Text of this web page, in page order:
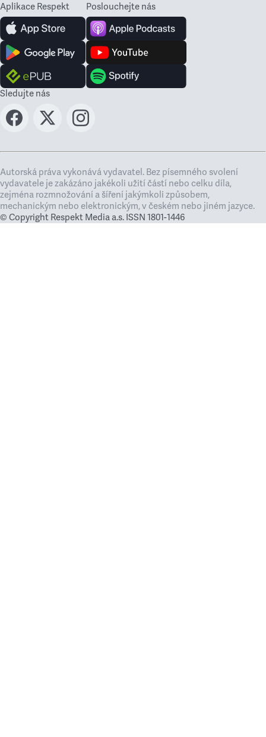
Aplikace Respekt Poslouchejte nás
Sledujte nás
Autorská práva vykonává vydavatel. Bez písemného svolení
vydavatele je zakázáno jakékoli užití částí nebo celku díla,
zejména rozmnožování a šíření jakýmkoli způsobem,
mechanickým nebo elektronickým, v českém nebo jiném jazyce.
© Copyright Respekt Media a.s. ISSN 1801-1446